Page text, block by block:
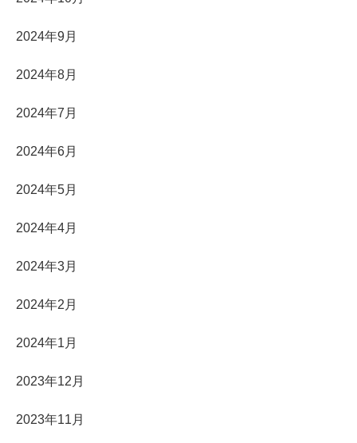
2024年9月
2024年8月
2024年7月
2024年6月
2024年5月
2024年4月
2024年3月
2024年2月
2024年1月
2023年12月
2023年11月